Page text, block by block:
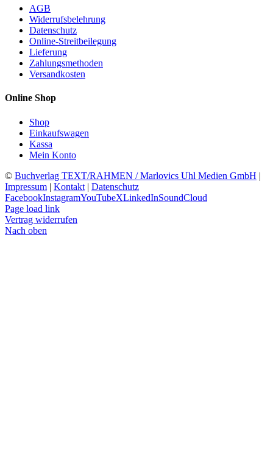
AGB
Widerrufsbelehrung
Datenschutz
Online-Streitbeilegung
Lieferung
Zahlungsmethoden
Versandkosten
Online Shop
Shop
Einkaufswagen
Kassa
Mein Konto
© Buchverlag TEXT/RAHMEN / Marlovics Uhl Medien GmbH |
Impressum | Kontakt | Datenschutz
FacebookInstagramYouTubeXLinkedInSoundCloud
Page load link
Vertrag widerrufen
Nach oben